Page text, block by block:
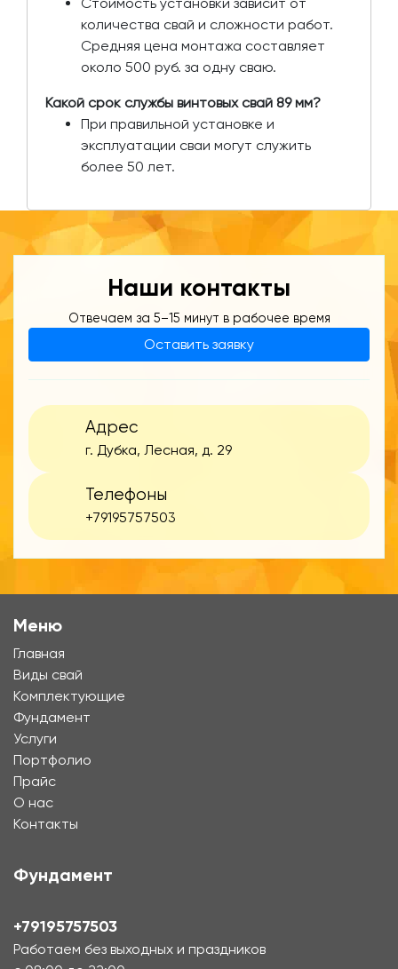
количества свай и сложности работ.
Средняя цена монтажа составляет
около 500 руб. за одну сваю.
Какой срок службы винтовых свай 89 мм?
При правильной установке и
эксплуатации сваи могут служить
более 50 лет.
Наши контакты
Отвечаем за 5–15 минут в рабочее время
Оставить заявку
Адрес
г. Дубка, Лесная, д. 29
Телефоны
+79195757503
Меню
Главная
Виды свай
Комплектующие
Фундамент
Услуги
Портфолио
Прайс
О нас
Контакты
Фундамент
+79195757503
Работаем без выходных и праздников